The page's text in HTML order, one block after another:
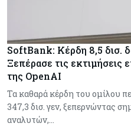
SoftBank: Κέρδη 8,5 δισ.
Ξεπέρασε τις εκτιμήσεις
της OpenAI
Τα καθαρά κέρδη του ομίλου
347,3 δισ. γεν, ξεπερνώντας
αναλυτών,…